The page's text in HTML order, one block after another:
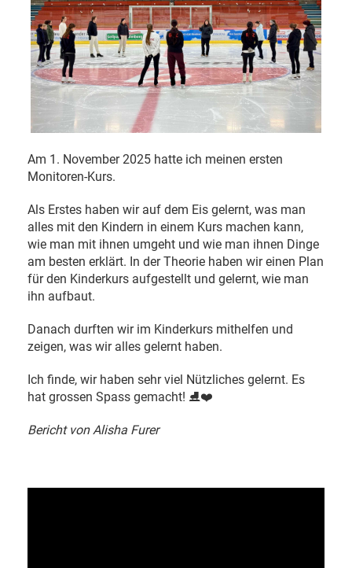
Am 1. November 2025 hatte ich meinen ersten
Monitoren-Kurs.
Als Erstes haben wir auf dem Eis gelernt, was man
alles mit den Kindern in einem Kurs machen kann,
wie man mit ihnen umgeht und wie man ihnen Dinge
am besten erklärt. In der Theorie haben wir einen Plan
für den Kinderkurs aufgestellt und gelernt, wie man
ihn aufbaut.
Danach durften wir im Kinderkurs mithelfen und
zeigen, was wir alles gelernt haben.
Ich finde, wir haben sehr viel Nützliches gelernt. Es
hat grossen Spass gemacht! ⛸️❤️
Bericht von Alisha Furer